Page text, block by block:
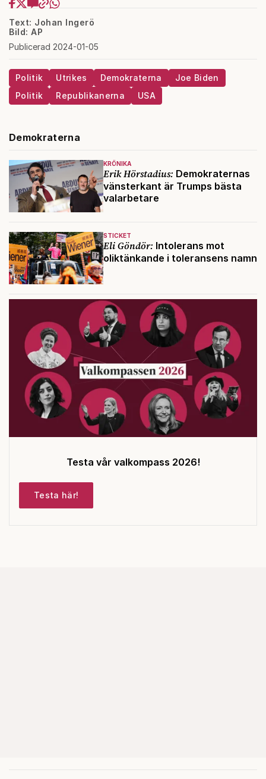
Text: Johan Ingerö
Bild: AP
Publicerad 2024-01-05
Politik Utrikes Demokraterna
Joe Biden
Politik
Republikanerna USA
Demokraterna
KRÖNIKA
Erik Hörstadius: Demokraternas
vänsterkant är Trumps bästa
valarbetare
STICKET
Eli Göndör: Intolerans mot
oliktänkande i toleransens namn
Testa vår valkompass 2026!
Testa här!